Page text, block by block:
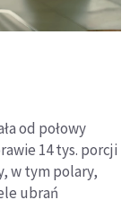
od połowy
14 tys. porcji
w tym polary,
ubrań